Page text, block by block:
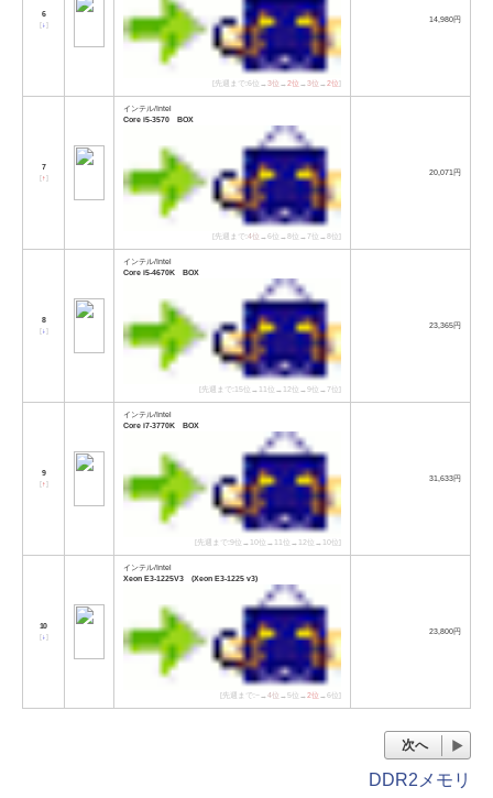
6
[↓]
[先週まで:6位→3位 →2位 →3位 →2位]
14,980円
7
[↑]
インテル/Intel
Core i5-3570 BOX
[先週まで:4位 →6位→8位→7位→8位]
20,071円
8
[↓]
インテル/Intel
Core i5-4670K BOX
[先週まで:15位→11位→12位→9位→7位]
23,365円
9
[↑]
インテル/Intel
Core i7-3770K BOX
[先週まで:9位→10位→11位→12位→10位]
31,633円
10
[↓]
インテル/Intel
Xeon E3-1225V3 (Xeon E3-1225 v3)
[先週まで:−→4位 →5位→2位 →6位]
23,800円
次へ
DDR2メモリ